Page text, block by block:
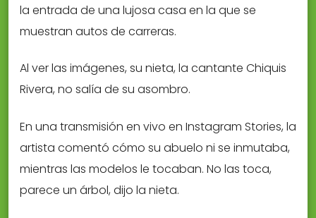
la entrada de una lujosa casa en la que se
muestran autos de carreras.
Al ver las imágenes, su nieta, la cantante Chiquis
Rivera, no salía de su asombro.
En una transmisión en vivo en Instagram Stories, la
artista comentó cómo su abuelo ni se inmutaba,
mientras las modelos le tocaban. No las toca,
parece un árbol, dijo la nieta.